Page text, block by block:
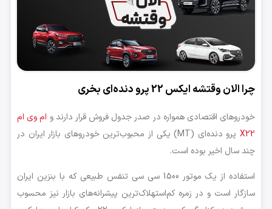
چرا الان وقتشه ایکس 22 پرو دنده‌ای بخری
خودروهای اقتصادی همواره در صدر جدول فروش قرار دارند و ام وی ام
X22
پرو دنده‌ای (MT) یکی از محبوب‌ترین خودروهای بازار ایران در
چند سال اخیر بوده است.
استفاده از یک موتور 1500 سی سی تنفس طبیعی که با بنزین ایران
سازگار است و در زمره کم‌استهلاک‌ترین پیشرانه‌های بازار نیز محسوب